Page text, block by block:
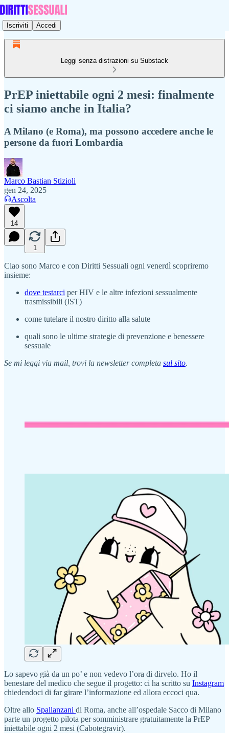
Iscriviti Accedi
Leggi senza distrazioni su Substack
PrEP iniettabile ogni 2 mesi: finalmente
ci siamo anche in Italia?
A Milano (e Roma), ma possono accedere anche le
persone da fuori Lombardia
Marco Bastian Stizioli
gen 24, 2025
Ascolta
14
1
Ciao sono Marco e con Diritti Sessuali ogni venerdì scopriremo
insieme:
dove testarci per HIV e le altre infezioni sessualmente
trasmissibili (IST)
come tutelare il nostro diritto alla salute
quali sono le ultime strategie di prevenzione e benessere
sessuale
Se mi leggi via mail, trovi la newsletter completa sul sito.
Lo sapevo già da un po’ e non vedevo l’ora di dirvelo. Ho il
benestare del medico che segue il progetto: ci ha scritto su Instagram
chiedendoci di far girare l’informazione ed allora eccoci qua.
Oltre allo Spallanzani di Roma, anche all’ospedale Sacco di Milano
parte un progetto pilota per somministrare gratuitamente la PrEP
iniettabile ogni 2 mesi (Cabotegravir).